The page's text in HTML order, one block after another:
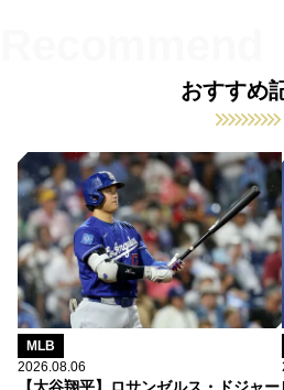
おすすめ
MLB
2026.08.06